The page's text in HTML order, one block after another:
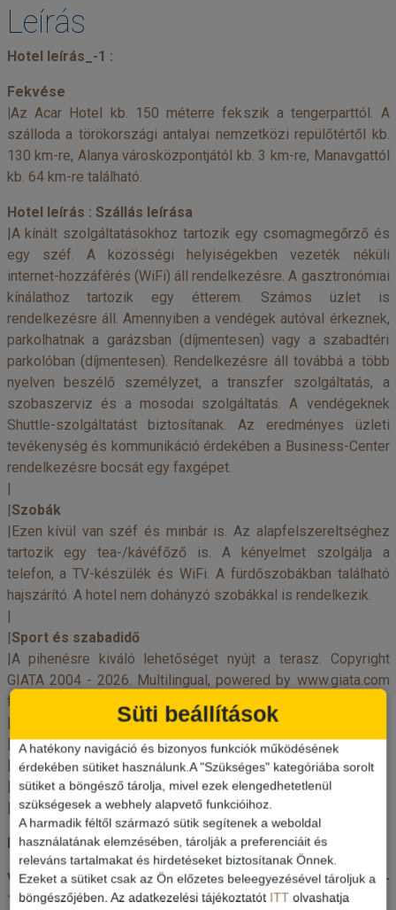
Leírás
Hotel leírás_-1 :
Fekvése
|Az Acar Hotel kb. 150 méterre fekszik a tengerparttól. A
szálloda a törökországi antalyai nemzetközi repülőtértől kb.
130 km-re, Alanya városközpontjától kb. 3 km-re, Manavgattól
kb. 64 km-re található.
Hotel leírás : Szállás leírása
|A kínált szolgáltatásokhoz tartozik egy csomagmegőrző és
egy széf. A közösségi helyiségekben vezeték néküli
internet-hozzáférés (WiFi) áll rendelkezésre. A gasztronómiai
kínálathoz tartozik egy étterem. Számos üzlet is
rendelkezésre áll. Amennyiben a vendégek autóval érkeznek,
parkolhatnak a garázsban (díjmentesen) vagy a szabadtéri
parkolóban (díjmentesen). Rendelkezésre áll továbbá a több
nyelven beszélő személyzet, a transzfer szolgáltatás, a
szobaszerviz és a mosodai szolgáltatás. A vendégeknek
Shuttle-szolgáltatást biztosítanak. Az eredményes üzleti
tevékenység és kommunikáció érdekében a Business-Center
rendelkezésre bocsát egy faxgépet.
|
|Szobák
|Ezen kívül van széf és minbár is. Az alapfelszereltséghez
tartozik egy tea-/kávéfőző is. A kényelmet szolgálja a
telefon, a TV-készülék és WiFi. A fürdőszobákban található
hajszárító. A hotel nem dohányzó szobákkal is rendelkezik.
|
|Sport és szabadidő
|A pihenésre kiváló lehetőséget nyújt a terasz. Copyright
GIATA 2004 - 2026. Multilingual, powered by www.giata.com
for client no. 703822
|
|Ellátás
|Igény esetén reggelit kínálnak.
|
|
Program leírás :
Választható turnusok:8 nap - 7 éj / 10 nap - 9 éj / 11 nap -
10 éj / 12 nap - 11 éj / 13 nap - 12 éj / 15 nap - 14 éj
Süti beállítások
A hatékony navigáció és bizonyos funkciók működésének
érdekében sütiket használunk.A "Szükséges" kategóriába sorolt
sütiket a böngésző tárolja, mivel ezek elengedhetetlenül
szükségesek a webhely alapvető funkcióihoz.
A harmadik féltől származó sütik segítenek a weboldal
használatának elemzésében, tárolják a preferenciáit és
releváns tartalmakat és hirdetéseket biztosítanak Önnek.
Ezeket a sütiket csak az Ön előzetes beleegyezésével tároljuk a
böngészőjében. Az adatkezelési tájékoztatót ITT olvashatja